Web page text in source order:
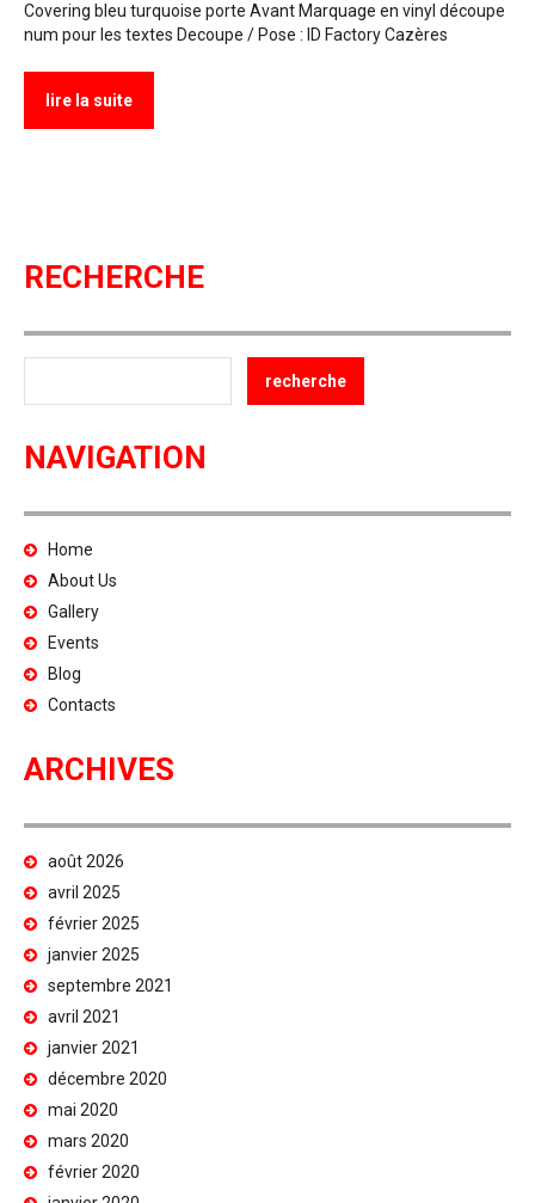
Covering bleu turquoise porte Avant Marquage en vinyl découpe
num pour les textes Decoupe / Pose : ID Factory Cazères
lire la suite
RECHERCHE
NAVIGATION
Home
About Us
Gallery
Events
Blog
Contacts
ARCHIVES
août 2026
avril 2025
février 2025
janvier 2025
septembre 2021
avril 2021
janvier 2021
décembre 2020
mai 2020
mars 2020
février 2020